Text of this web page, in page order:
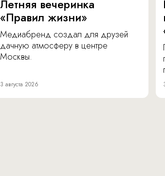
Летняя вечеринка
«Правил жизни»
Медиабренд создал для друзей
дачную атмосферу в центре
Москвы.
3 августа 2026